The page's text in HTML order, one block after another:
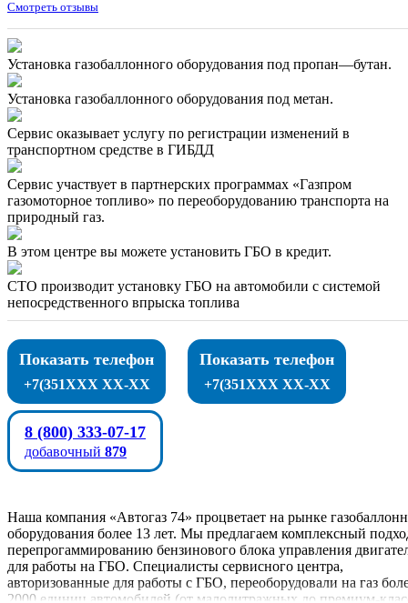
Смотреть отзывы
Установка газобаллонного оборудования под пропан—бутан.
Установка газобаллонного оборудования под метан.
Сервис оказывает услугу по регистрации изменений в
транспортном средстве в ГИБДД
Сервис участвует в партнерских программах «Газпром
газомоторное топливо» по переоборудованию транспорта на
природный газ.
В этом центре вы можете установить ГБО в кредит.
СТО производит установку ГБО на автомобили с системой
непосредственного впрыска топлива
Показать телефон
+7(351XXX XX-XX
Показать телефон
+7(351XXX XX-XX
8 (800) 333-07-17
добавочный 879
Наша компания «Автогаз 74» процветает на рынке
оборудования более 13 лет. Мы предлагаем комплексный
перепрогаммированию бензинового блока управления
для работы на ГБО. Специалисты сервисного центра,
авторизованные для работы с ГБО, переоборудовали на газ
2000 единиц автомобилей (от малолитражных до премиум-